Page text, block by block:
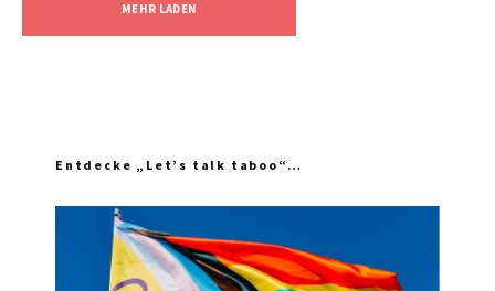
MEHR LADEN
Entdecke „Let’s talk taboo“…